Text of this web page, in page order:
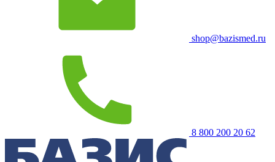
shop@bazismed.ru
8 800 200 20 62